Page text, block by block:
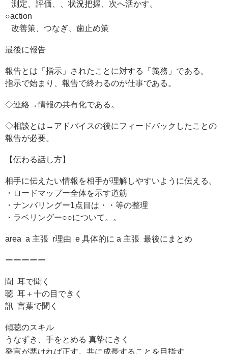
測定、評価、、状況把握、次へ活かす。
○action
改善策、つなぎ、歯止め策
最後に報告
報告とは「指示」されたことに対する「義務」である。
指示で始まり、報告で終わるのが仕事である。
◇連絡→情報の共有化である。
◇相談とは→アドバイスの後にフィードバックしたことの
報告が必要。
【伝わる話し方】
相手に伝えたい情報を相手が理解しやすいように伝える。
・ロードマップー全体を示す道筋
・ナンバリングー1点目は・・等の整理
・ラベリングー○○について。。
area a 主張 r理由 e 具体的に a 主張 最後にまとめ
ーーーーー
聞 耳で聞く
聴 耳＋十の目できく
訊 言葉で聞く
傾聴のスキル
うなずき、手をとめる 真摯にきく
発言が悪ければ正す。共に成長することを目指す